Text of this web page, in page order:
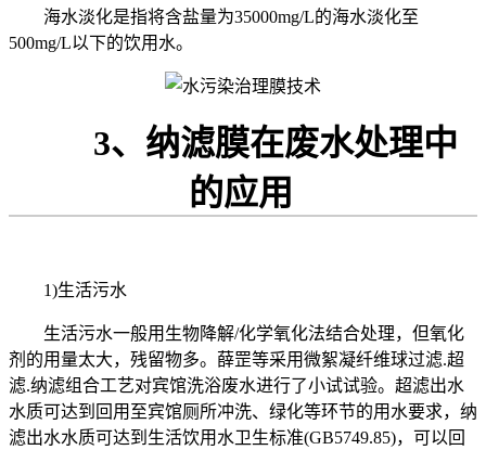
海水淡化是指将含盐量为35000mg/L的海水淡化至
500mg/L以下的饮用水。
3、纳滤膜在废水处理中
的应用
1)生活污水
生活污水一般用生物降解/化学氧化法结合处理，但氧化
剂的用量太大，残留物多。薛罡等采用微絮凝纤维球过滤.超
滤.纳滤组合工艺对宾馆洗浴废水进行了小试试验。超滤出水
水质可达到回用至宾馆厕所冲洗、绿化等环节的用水要求，纳
滤出水水质可达到生活饮用水卫生标准(GB5749.85)，可以回